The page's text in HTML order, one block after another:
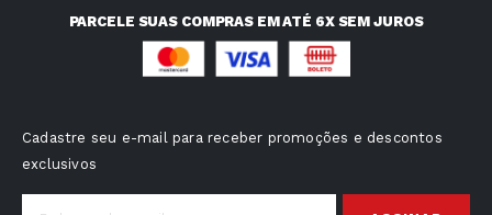
PARCELE SUAS COMPRAS EM ATÉ 6X SEM JUROS
Cadastre seu e-mail para receber promoções e descontos
exclusivos